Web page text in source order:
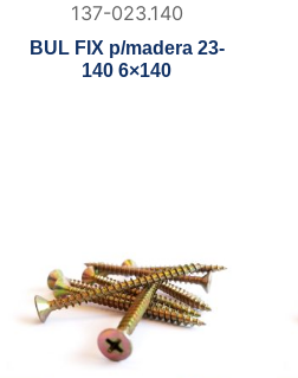
137-023.140
BUL FIX p/madera 23-
140 6×140